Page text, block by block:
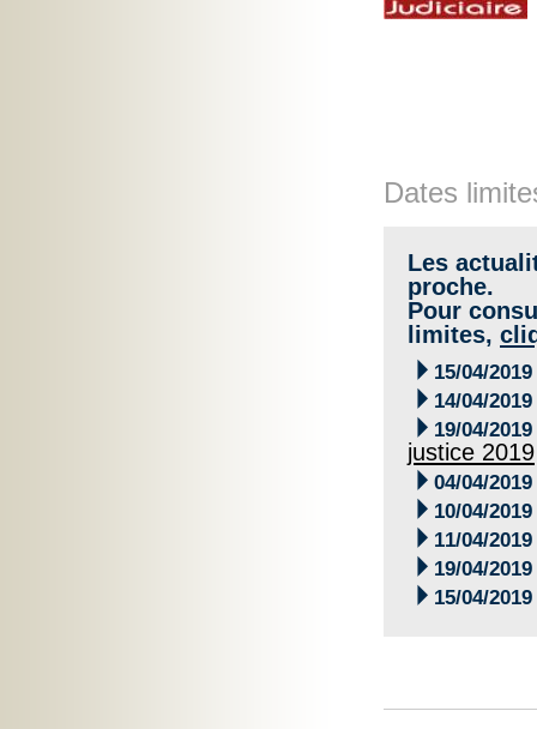
Dates
Les
proche.
Pour
limites,
 15/04/2019
 14/04/2019
 19/04/2019
justice 2019
 04/04/2019
 10/04/2019
 11/04/2019
 19/04/2019
 15/04/2019